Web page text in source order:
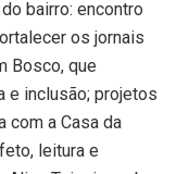
bairro: encontro
os jornais
Bosco, que
e inclusão; projetos
com a Casa da
leitura e